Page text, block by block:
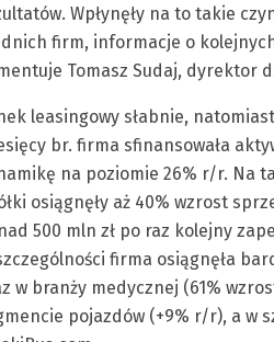
Wpłynęły na to takie
firm, informacje o kolejnych
Tomasz Sudaj, dyrektor
leasingowy słabnie,
br. firma sfinansowała
na poziomie 26% r/r. Na
osiągnęły aż 40% wzrost
500 mln zł po raz kolejny
firma osiągnęła
w branży medycznej (61%
pojazdów (+9% r/r), a w